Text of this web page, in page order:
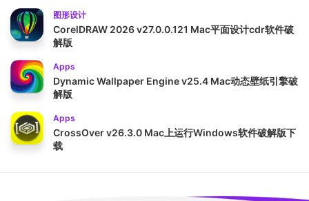
图形设计
CorelDRAW 2026 v27.0.0.121 Mac平面设计cdr软件破
解版
Apps
Dynamic Wallpaper Engine v25.4 Mac动态壁纸引擎破
解版
Apps
CrossOver v26.3.0 Mac上运行Windows软件破解版下
载